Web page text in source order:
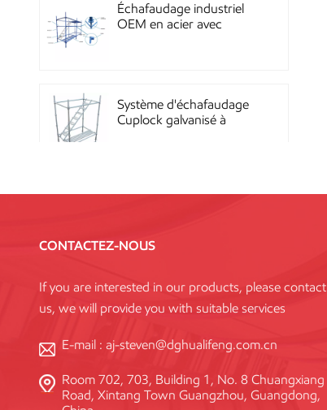
Échafaudage industriel
OEM en acier avec
Système d'échafaudage
Cuplock galvanisé à
Chine
Échafaudage à
verrouillage annulaire
haute résistance, norme
Système de coffrage en
acier réutilisable à haute
CONTACTEZ-NOUS
If you are interested in our products, please contact
us, we will provide you with suitable services
E-mail : aj-steven@dghualifeng.com.cn
Room 702, 703, Building 1, No. 8 Chuangxiang
Road, Xintang Town Guangzhou, Guangdong,